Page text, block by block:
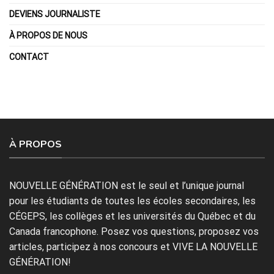
DEVIENS JOURNALISTE
À PROPOS DE NOUS
CONTACT
À PROPOS
NOUVELLE GÉNÉRATION est le seul et l’unique journal
pour les étudiants de toutes les écoles secondaires, les
CÉGEPS, les collèges et les universités du Québec et du
Canada francophone. Posez vos questions, proposez vos
articles, participez à nos concours et VIVE LA NOUVELLE
GÉNÉRATION!